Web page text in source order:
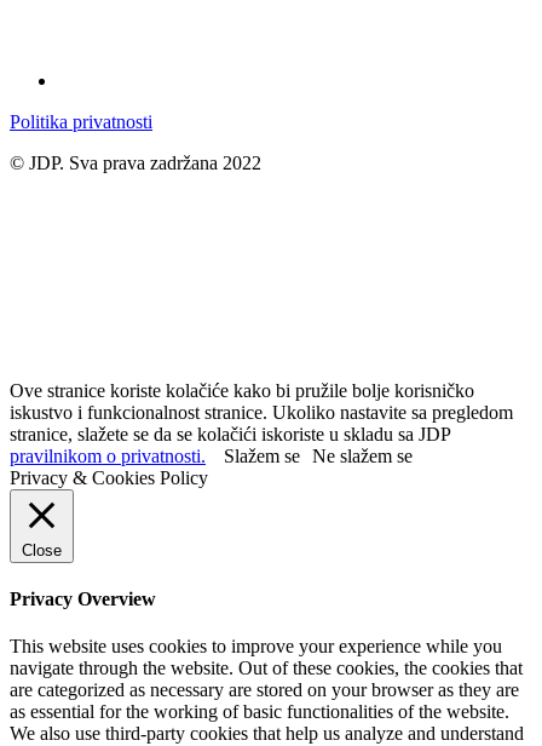
Politika privatnosti
© JDP. Sva prava zadržana 2022
Ove stranice koriste kolačiće kako bi pružile bolje korisničko
iskustvo i funkcionalnost stranice. Ukoliko nastavite sa pregledom
stranice, slažete se da se kolačići iskoriste u skladu sa JDP
pravilnikom o privatnosti.
Slažem se Ne slažem se
Privacy & Cookies Policy
Close
Privacy Overview
This website uses cookies to improve your experience while you
navigate through the website. Out of these cookies, the cookies that
are categorized as necessary are stored on your browser as they are
as essential for the working of basic functionalities of the website.
We also use third-party cookies that help us analyze and understand